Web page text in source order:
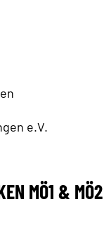
e.V.
MÖ1 & MÖ2